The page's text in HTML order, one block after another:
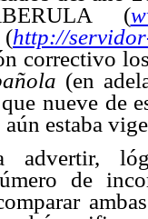
(
(http://
correctivo
(en
nueve de
estaba
advertir,
de